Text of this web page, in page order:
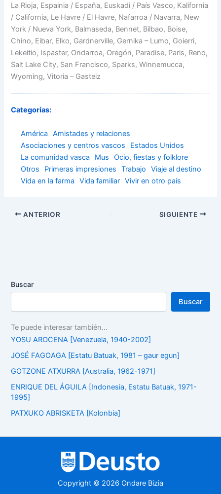
La Rioja, Espainia / España, Euskadi / País Vasco, Kalifornia
/ California, Le Havre / El Havre, Nafarroa / Navarra, New
York / Nueva York, Balmaseda, Bennet, Bilbao, Boise,
Chino, Eibar, Elko, Gardnerville, Gernika – Lumo, Goierri,
Lekeitio, Ispaster, Ondarroa, Oregón, Paradise, Paris, Reno,
Salt Lake City, San Francisco, Sparks, Winnemucca,
Wyoming, Vitoria – Gasteiz
Categorías:
América
Amistades y relaciones
Asociaciones y centros vascos
Estados Unidos
La comunidad vasca
Mus
Ocio, fiestas y folklore
Otros
Primeras impresiones Trabajo
Viaje al destino
Vida en la farma
Vida familiar Vivir en otro país
ANTERIOR SIGUIENTE
Buscar
Buscar
Te puede interesar también...
YOSU AROCENA [Venezuela, 1940-2002]
JOSÉ FAGOAGA [Estatu Batuak, 1981 – gaur egun]
GOTZONE ATXURRA [Australia, 1962-1971]
ENRIQUE DEL ÁGUILA [Indonesia, Estatu Batuak, 1971-
1995]
PATXUKO ABRISKETA [Kolonbia]
Copyright © 2026 Ondare Bizia